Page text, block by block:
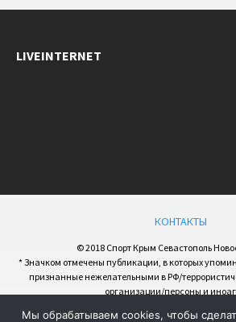
LIVEINTERNET
КОНТАКТЫ
© 2018 Спорт Крым Севастополь
* Значком отмечены публикации, в которых
признанные нежелательными в РФ/
организации/персоны и
Мы обрабатываем cookies, чтобы